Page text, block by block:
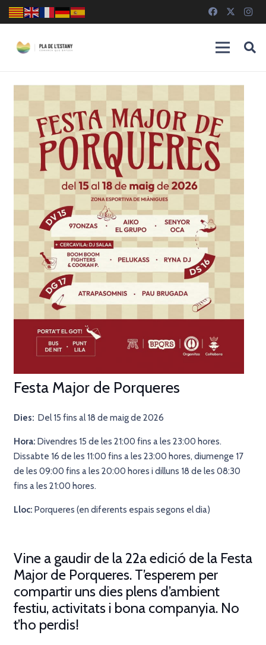
Festa Major de Porqueres
Dies: Del 15 fins al 18 de maig de 2026
Hora: Divendres 15 de les 21:00 fins a les 23:00 hores.
Dissabte 16 de les 11:00 fins a les 23:00 hores, diumenge 17
de les 09:00 fins a les 20:00 hores i dilluns 18 de les 08:30
fins a les 21:00 hores.
Lloc: Porqueres (en diferents espais segons el dia)
Vine a gaudir de la 22a edició de la Festa
Major de Porqueres. T’esperem per
compartir uns dies plens d’ambient
festiu, activitats i bona companyia. No
t’ho perdis!